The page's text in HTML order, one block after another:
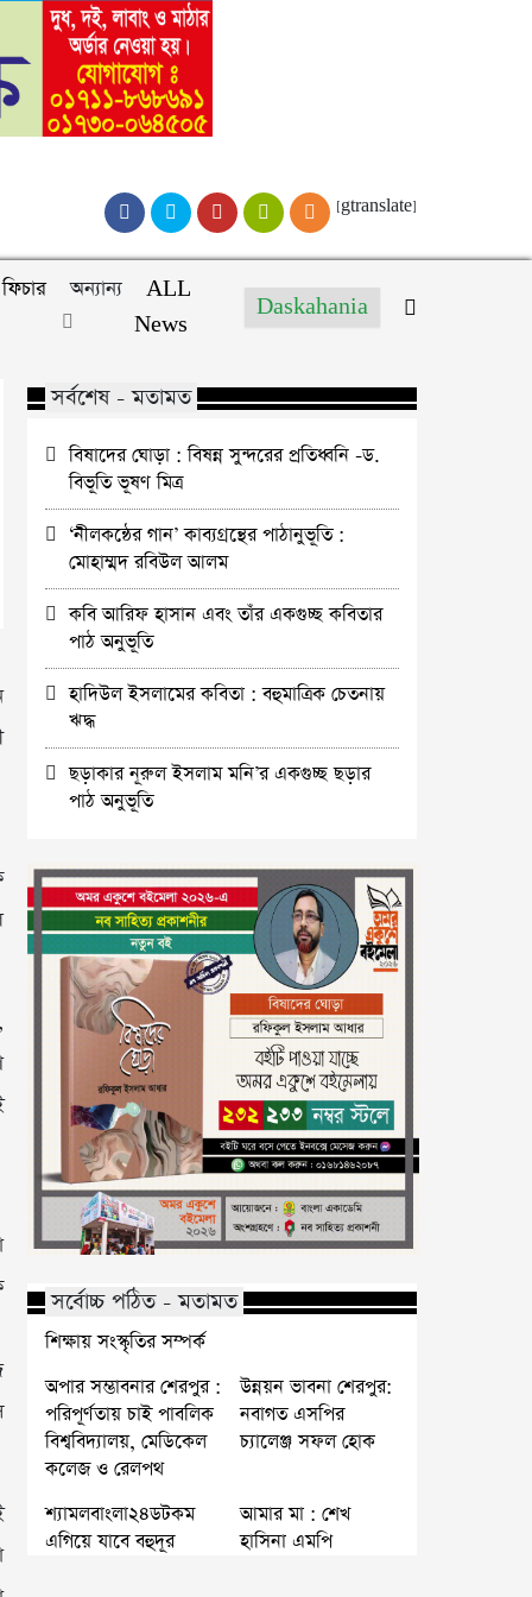
[gtranslate]
ফিচার অন্যান্য
ALL
News
Daskahania
সর্বশেষ - মতামত
বিষাদের ঘোড়া : বিষন্ন সুন্দরের প্রতিধ্বনি -ড.
বিভূতি ভূষণ মিত্র
‘নীলকন্ঠের গান’ কাব্যগ্রন্থের পাঠানুভূতি :
মোহাম্মদ রবিউল আলম
কবি আরিফ হাসান এবং তাঁর একগুচ্ছ কবিতার
পাঠ অনুভূতি
হাদিউল ইসলামের কবিতা : বহুমাত্রিক চেতনায়
ঋদ্ধ
ছড়াকার নূরুল ইসলাম মনি’র একগুচ্ছ ছড়ার
পাঠ অনুভূতি
সর্বোচ্চ পঠিত - মতামত
শিক্ষায় সংস্কৃতির সম্পর্ক
অপার সম্ভাবনার শেরপুর :
পরিপূর্ণতায় চাই পাবলিক
বিশ্ববিদ্যালয়, মেডিকেল
কলেজ ও রেলপথ
উন্নয়ন ভাবনা শেরপুর:
নবাগত এসপির
চ্যালেঞ্জ সফল হোক
শ্যামলবাংলা২৪ডটকম
এগিয়ে যাবে বহুদূর
আমার মা : শেখ
হাসিনা এমপি